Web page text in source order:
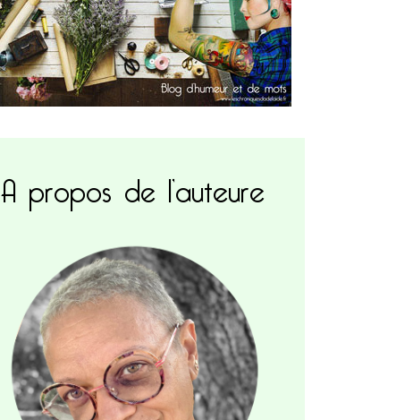
A propos de l’auteure